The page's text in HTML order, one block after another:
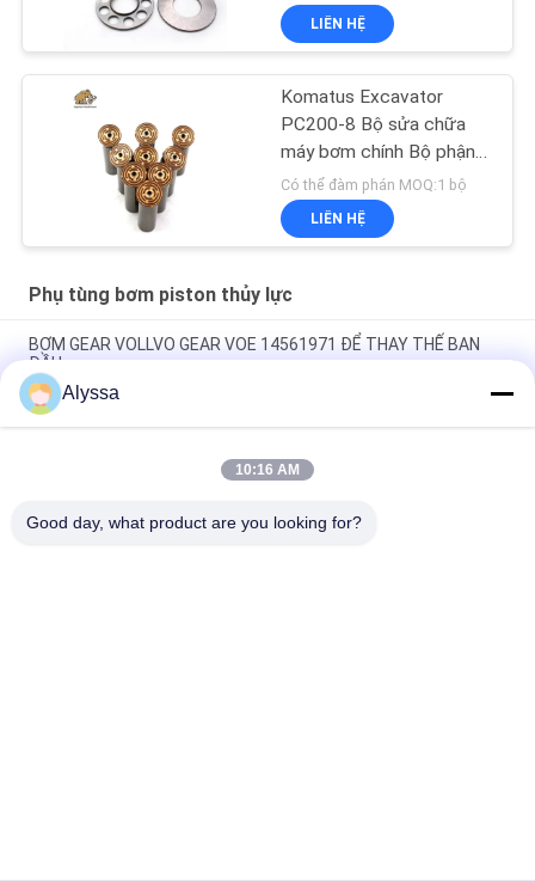
LIÊN HỆ
Komatus Excavator
PC200-8 Bộ sửa chữa
máy bơm chính Bộ phận
máy bơm thủy lực Máy
bơm piston Dịch vụ sửa
chữa bảo trì
Có thể đàm phán MOQ:1 bộ
LIÊN HỆ
Phụ tùng bơm piston thủy lực
BƠM GEAR VOLLVO GEAR VOE 14561971 ĐỂ THAY THẾ BAN
ĐẦU
BƠM GEAR VOLLVO GEAR VOE 14537295 ĐỂ THAY THẾ BAN
ĐẦU
VOLLVO GALLERY GEAR PUMP VOE 14782798 để thay thế ban
Alyssa
10:16 AM
Good day, what product are you looking for?